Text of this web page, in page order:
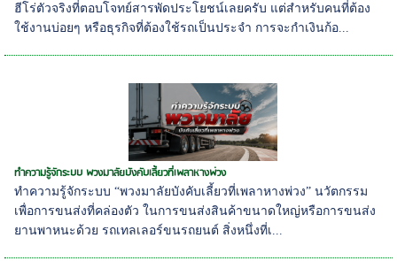
ฮีโร่ตัวจริงที่ตอบโจทย์สารพัดประโยชน์เลยครับ แต่สำหรับคนที่ต้อง
ใช้งานบ่อยๆ หรือธุรกิจที่ต้องใช้รถเป็นประจำ การจะกำเงินก้อ...
ทำความรู้จักระบบ พวงมาลัยบังคับเลี้ยวที่เพลาหางพ่วง
ทำความรู้จักระบบ “พวงมาลัยบังคับเลี้ยวที่เพลาหางพ่วง” นวัตกรรม
เพื่อการขนส่งที่คล่องตัว ในการขนส่งสินค้าขนาดใหญ่หรือการขนส่ง
ยานพาหนะด้วย รถเทลเลอร์ขนรถยนต์ สิ่งหนึ่งที่เ...